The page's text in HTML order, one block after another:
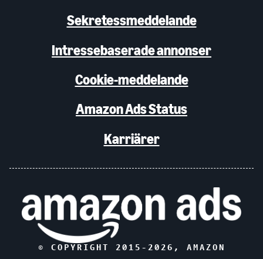
Sekretessmeddelande
Intressebaserade annonser
Cookie-meddelande
Amazon Ads Status
Karriärer
© COPYRIGHT 2015- 2026 , AMAZON